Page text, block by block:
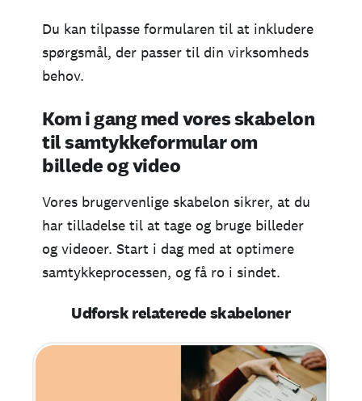
Du kan tilpasse formularen til at inkludere
spørgsmål, der passer til din virksomheds
behov.
Kom i gang med vores skabelon
til samtykkeformular om
billede og video
Vores brugervenlige skabelon sikrer, at du
har tilladelse til at tage og bruge billeder
og videoer. Start i dag med at optimere
samtykkeprocessen, og få ro i sindet.
Udforsk relaterede skabeloner